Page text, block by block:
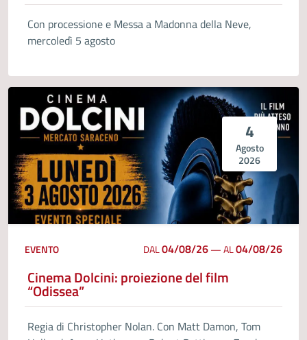
Con processione e Messa a Madonna della Neve,
mercoledì 5 agosto
4
Agosto
2026
EVENTO DAL04/08/26—AL04/08/26
Cinema Dolcini: proiezione del film
“Odissea”
Regia di Christopher Nolan. Con Matt Damon, Tom